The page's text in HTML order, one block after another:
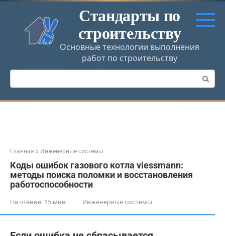
Перейти
контенту
Стандарты по
строительству
Основные технологии выполнения
работ по строительству
Поиск:
Главная » Инженерные системы
Коды ошибок газового котла viessmann:
методы поиска поломки и восстановления
работоспособности
На чтение: 15 мин Инженерные системы